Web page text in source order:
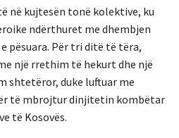
në kujtesën tonë kolektive, ku
ndërthuret me dhembjen
pësuara. Për tri ditë të tëra,
një rrethim të hekurt dhe një
shtetëror, duke luftuar me
të mbrojtur dinjitetin kombëtar
të Kosovës.